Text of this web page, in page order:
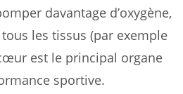
davantage d’oxygène,
les tissus (par exemple
est le principal organe
sportive.